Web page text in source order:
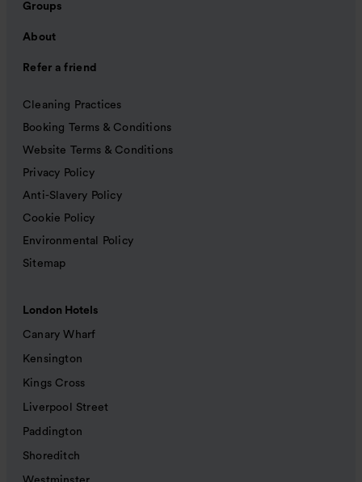
Groups
About
Refer a friend
Cleaning Practices
Booking Terms & Conditions
Website Terms & Conditions
Privacy Policy
Anti-Slavery Policy
Cookie Policy
Environmental Policy
Sitemap
London Hotels
Canary Wharf
Kensington
Kings Cross
Liverpool Street
Paddington
Shoreditch